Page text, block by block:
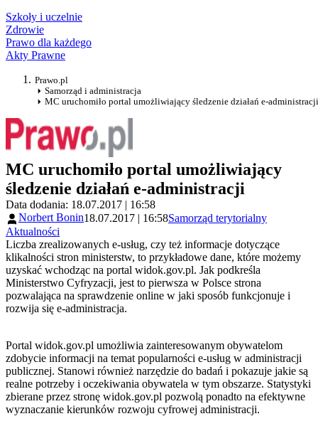
Szkoły i uczelnie
Zdrowie
Prawo dla każdego
Akty Prawne
Prawo.pl
Samorząd i administracja
MC uruchomiło portal umożliwiający śledzenie działań e-administracji
MC uruchomiło portal umożliwiający
śledzenie działań e-administracji
Data dodania: 18.07.2017 | 16:58
Norbert Bonin18.07.2017 | 16:58Samorząd terytorialny
Aktualności
Liczba zrealizowanych e-usług, czy też informacje dotyczące
klikalności stron ministerstw, to przykładowe dane, które możemy
uzyskać wchodząc na portal widok.gov.pl. Jak podkreśla
Ministerstwo Cyfryzacji, jest to pierwsza w Polsce strona
pozwalająca na sprawdzenie online w jaki sposób funkcjonuje i
rozwija się e-administracja.
Portal widok.gov.pl umożliwia zainteresowanym obywatelom
zdobycie informacji na temat popularności e-usług w administracji
publicznej. Stanowi również narzędzie do badań i pokazuje jakie są
realne potrzeby i oczekiwania obywatela w tym obszarze. Statystyki
zbierane przez stronę widok.gov.pl pozwolą ponadto na efektywne
wyznaczanie kierunków rozwoju cyfrowej administracji.